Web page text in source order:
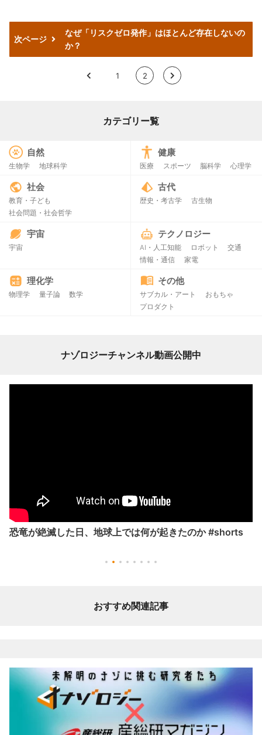
次ページ
なぜ「リスクゼロ発作」はほとんど存在しないの
か？
< 1 2 >
カテゴリー覧
自然
生物学 地球科学
健康
医療 スポーツ 脳科学 心理学
社会
教育・子ども
社会問題・社会哲学
古代
歴史・考古学 古生物
宇宙
宇宙
テクノロジー
AI・人工知能 ロボット
交通
情報・通信
家電
理化学
物理学 量子論 数学
その他
サブカル・アート
おもちゃ
プロダクト
ナゾロジーチャンネル動画公開中
恐竜が絶滅した日、地球上では何が起きたのか #shorts
おすすめ関連記事